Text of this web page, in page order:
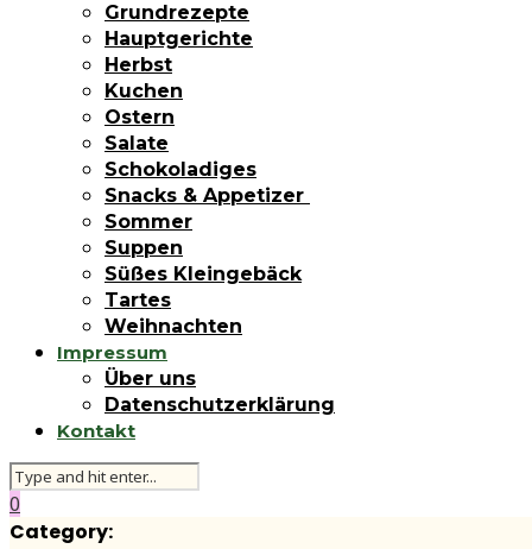
Grundrezepte
Hauptgerichte
Herbst
Kuchen
Ostern
Salate
Schokoladiges
Snacks & Appetizer
Sommer
Suppen
Süßes Kleingebäck
Tartes
Weihnachten
Impressum
Über uns
Datenschutzerklärung
Kontakt
0
Category: